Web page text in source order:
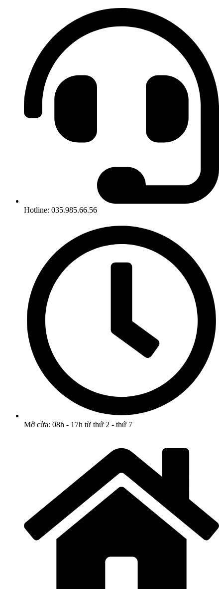
Hotline: 035.985.66.56
Mở cửa: 08h - 17h từ thứ 2 - thứ 7